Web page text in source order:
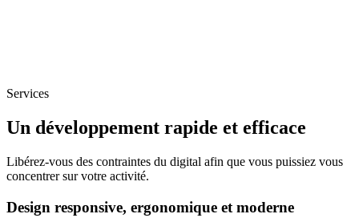
Services
Un développement rapide et efficace
Libérez-vous des contraintes du digital afin que vous puissiez vous
concentrer sur votre activité.
Design responsive, ergonomique et moderne